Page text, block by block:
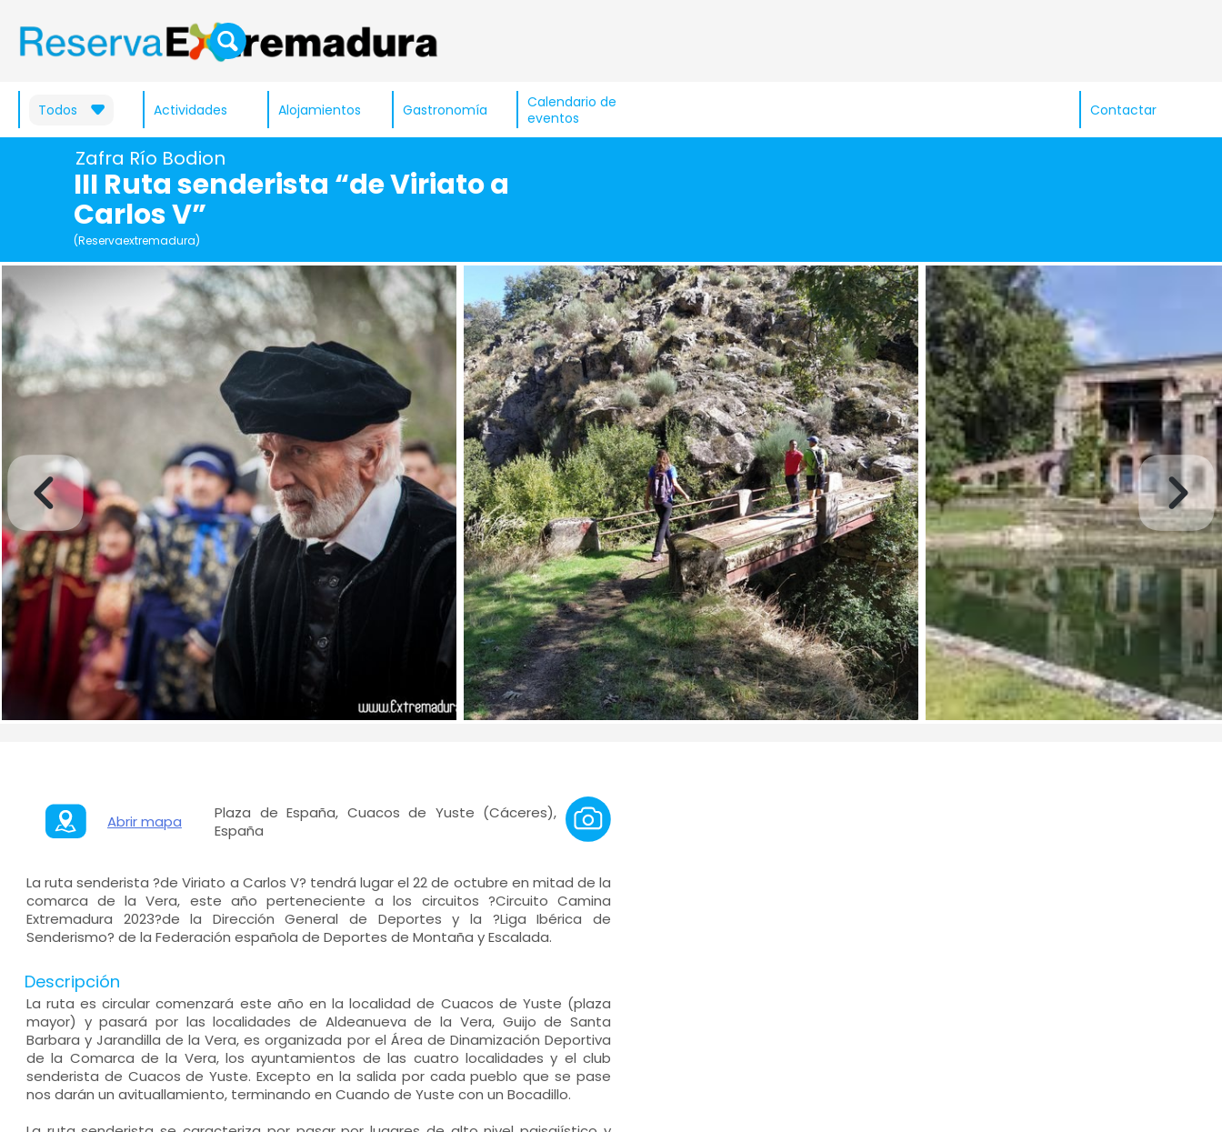
Todos Actividades Alojamientos Gastronomía
Calendario de
eventos
Contactar
Zafra Río Bodion
III Ruta senderista “de Viriato a
Carlos V”
(Reservaextremadura)
Abrir mapa
Plaza de España, Cuacos de Yuste (Cáceres),
España
La ruta senderista ?de Viriato a Carlos V? tendrá lugar el 22 de octubre en mitad de la
comarca de la Vera, este año perteneciente a los circuitos ?Circuito Camina
Extremadura 2023?de la Dirección General de Deportes y la ?Liga Ibérica de
Senderismo? de la Federación española de Deportes de Montaña y Escalada.
Descripción
La ruta es circular comenzará este año en la localidad de Cuacos de Yuste (plaza
mayor) y pasará por las localidades de Aldeanueva de la Vera, Guijo de Santa
Barbara y Jarandilla de la Vera, es organizada por el Área de Dinamización Deportiva
de la Comarca de la Vera, los ayuntamientos de las cuatro localidades y el club
senderista de Cuacos de Yuste. Excepto en la salida por cada pueblo que se pase
nos darán un avituallamiento, terminando en Cuando de Yuste con un Bocadillo.